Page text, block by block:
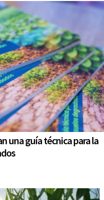
una guía técnica para la